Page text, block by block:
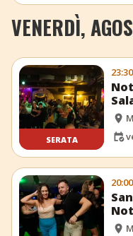
VENERDÌ,
SERATA